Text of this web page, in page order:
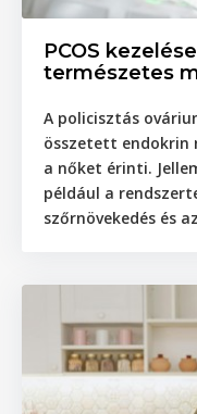
PCOS
természetes
A policisztás
összetett endokrin
a nőket érinti.
például a
szőrnövekedés és